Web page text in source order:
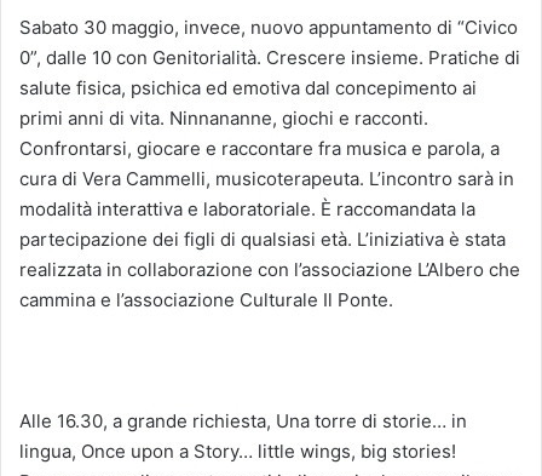
Sabato 30 maggio, invece, nuovo appuntamento di “Civico
0”, dalle 10 con Genitorialità. Crescere insieme. Pratiche di
salute fisica, psichica ed emotiva dal concepimento ai
primi anni di vita. Ninnananne, giochi e racconti.
Confrontarsi, giocare e raccontare fra musica e parola, a
cura di Vera Cammelli, musicoterapeuta. L’incontro sarà in
modalità interattiva e laboratoriale. È raccomandata la
partecipazione dei figli di qualsiasi età. L’iniziativa è stata
realizzata in collaborazione con l’associazione L’Albero che
cammina e l’associazione Culturale Il Ponte.
Alle 16.30, a grande richiesta, Una torre di storie… in
lingua, Once upon a Story… little wings, big stories!